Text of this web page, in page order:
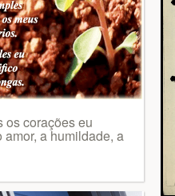
os corações eu
amor, a humildade, a